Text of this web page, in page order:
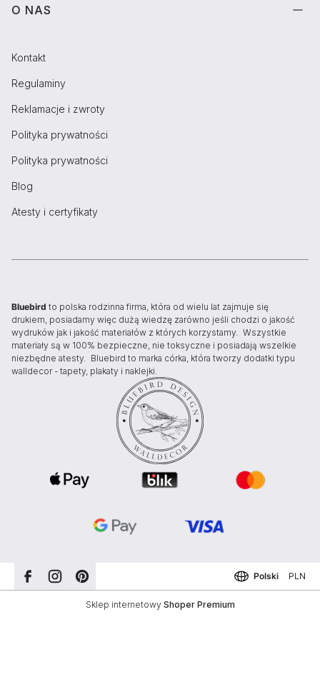
O NAS
Kontakt
Regulaminy
Reklamacje i zwroty
Polityka prywatności
Polityka prywatności
Blog
Atesty i certyfikaty
Bluebird to polska rodzinna firma, która od wielu lat zajmuje się
drukiem, posiadamy więc dużą wiedzę zarówno jeśli chodzi o jakość
wydruków jak i jakość materiałów z których korzystamy. Wszystkie
materiały są w 100% bezpieczne, nie toksyczne i posiadają wszelkie
niezbędne atesty. Bluebird to marka córka, która tworzy dodatki typu
walldecor - tapety, plakaty i naklejki.
Polski PLN
Sklep internetowy Shoper Premium